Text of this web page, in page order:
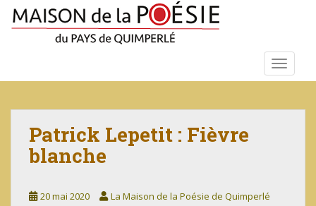
Patrick Lepetit : Fièvre
blanche
20 mai 2020
La Maison de la Poésie de Quimperlé